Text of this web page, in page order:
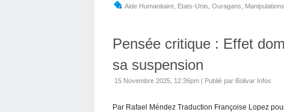
Aide Humanitaire Etats-Unis Ouragans Manipulations
Pensée critique : Effet
sa suspension
15 Novembre 2025, 12:36pm | Publié par Bolivar Infos
Par Rafael Méndez Traduction Françoise Lopez